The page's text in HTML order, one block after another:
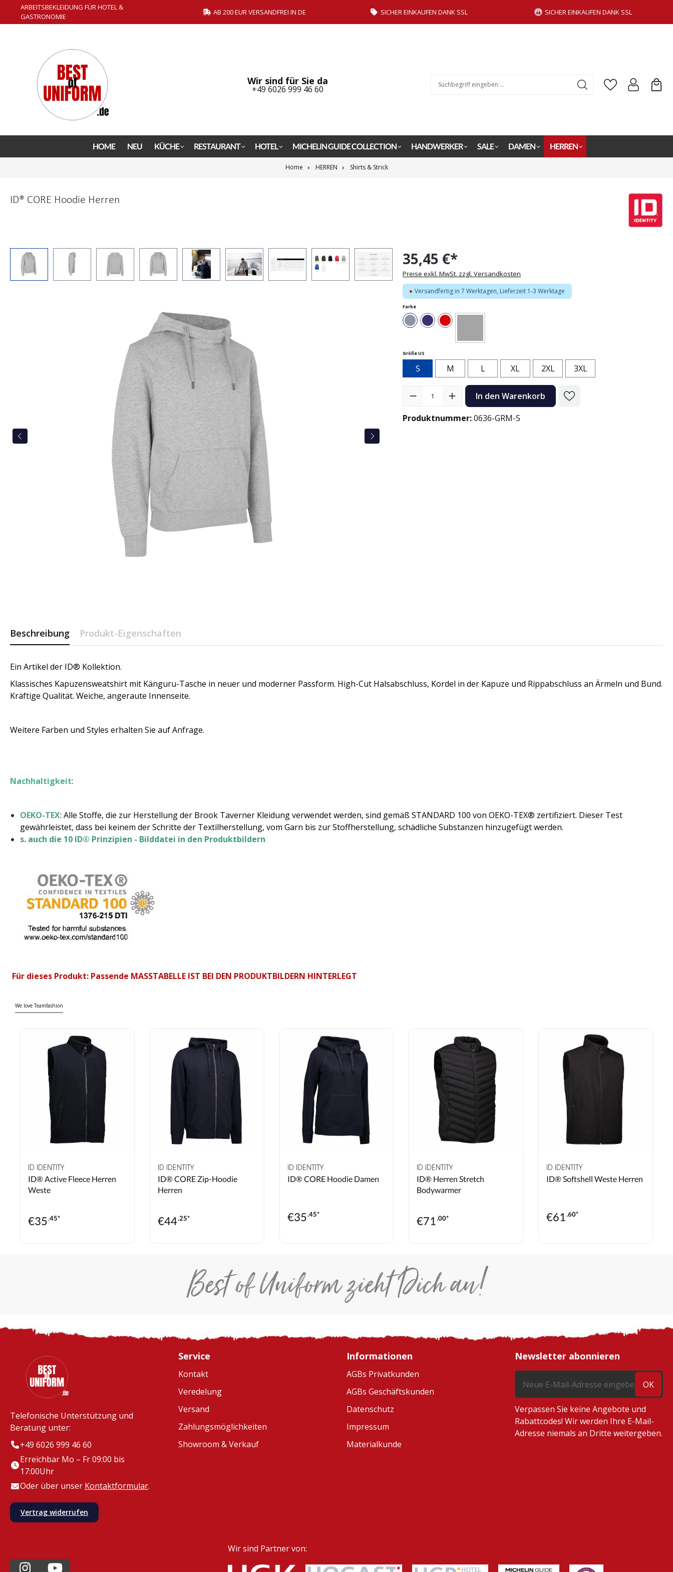
Zur Hauptnavigation springen
ARBEITSBEKLEIDUNG FÜR HOTEL &
GASTRONOMIE
AB 200 EUR VERSANDFREI IN DE SICHER EINKAUFEN DANK SSL SICHER EINKAUFEN DANK SSL
Wir sind für Sie da
+49 6026 999 46 60
HOME NEU KÜCHE RESTAURANT HOTEL MICHELIN GUIDE COLLECTION HANDWERKER SALE DAMEN HERREN
Home HERREN Shirts & Strick
ID® CORE Hoodie Herren
Bildergalerie überspringen 35,45 €*
Preise exkl. MwSt. zzgl. Versandkosten
Versandfertig in 7 Werktagen, Lieferzeit 1-3 Werktage
Farbeauswählen
GrauNavyRot
Größe US
S M L XL 2XL 3XL
Produkt Anzahl: Gib den gewünschten Wert ein oder benutze die
In den Warenkorb
Produktnummer:0636-GRM-S
Beschreibung Produkt-Eigenschaften
Ein Artikel der ID® Kollektion.
Klassisches Kapuzensweatshirt mit Känguru-Tasche in neuer und moderner Passform. High-Cut Halsabschluss, Kordel in der Kapuze und Rippabschluss an Ärmeln und Bund.
Kräftige Qualität. Weiche, angeraute Innenseite.
Weitere Farben und Styles erhalten Sie auf Anfrage.
Nachhaltigkeit:
OEKO-TEX: Alle Stoffe, die zur Herstellung der Brook Taverner Kleidung verwendet werden, sind gemäß STANDARD 100 von OEKO-TEX® zertifiziert. Dieser Test
gewährleistet, dass bei keinem der Schritte der Textilherstellung, vom Garn bis zur Stoffherstellung, schädliche Substanzen hinzugefügt werden.
s. auch die 10 ID® Prinzipien - Bilddatei in den Produktbildern
Für dieses Produkt: Passende MASSTABELLE IST BEI DEN PRODUKTBILDERN HINTERLEGT
We love Teamfashion
ID IDENTITY
ID® Active Fleece Herren
Weste
€35.45*
ID IDENTITY
ID® CORE Zip-Hoodie
Herren
€44.25*
ID IDENTITY
ID® CORE Hoodie Damen
€35.45*
ID IDENTITY
ID® Herren Stretch
Bodywarmer
€71.00*
ID IDENTITY
ID® Softshell Weste Herren
€61.60*
Best of Uniform zieht Dich an!
Telefonische Unterstützung und
Beratung unter:
+49 6026 999 46 60
Erreichbar Mo – Fr 09:00 bis
17:00Uhr
Oder über unser Kontaktformular.
Vertrag widerrufen
Service
Kontakt
Veredelung
Versand
Zahlungsmöglichkeiten
Showroom & Verkauf
Informationen
AGBs Privatkunden
AGBs Geschäftskunden
Datenschutz
Impressum
Materialkunde
Newsletter abonnieren
OK
Verpassen Sie keine Angebote und
Rabattcodes! Wir werden Ihre E-Mail-
Adresse niemals an Dritte weitergeben.
Wir sind Partner von: